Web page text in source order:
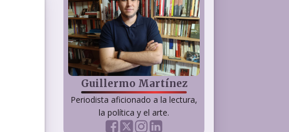
Guillermo Martínez
Periodista aficionado a la lectura,
la política y el arte.